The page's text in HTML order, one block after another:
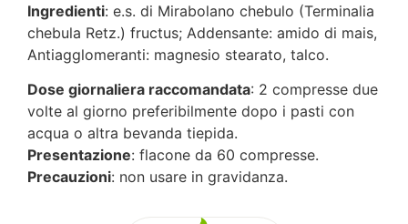
Ingredienti: e.s. di Mirabolano chebulo (Terminalia
chebula Retz.) fructus; Addensante: amido di mais,
Antiagglomeranti: magnesio stearato, talco.
Dose giornaliera raccomandata: 2 compresse due
volte al giorno preferibilmente dopo i pasti con
acqua o altra bevanda tiepida.
Presentazione: flacone da 60 compresse.
Precauzioni: non usare in gravidanza.